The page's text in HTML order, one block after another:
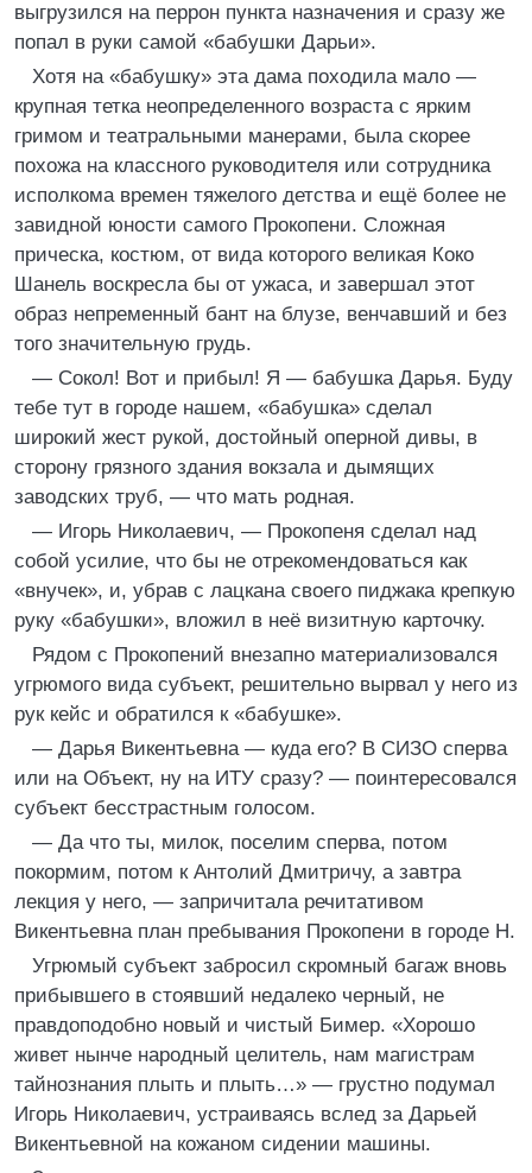
выгрузился на перрон пункта назначения и сразу же
попал в руки самой «бабушки Дарьи».
Хотя на «бабушку» эта дама походила мало —
крупная тетка неопределенного возраста с ярким
гримом и театральными манерами, была скорее
похожа на классного руководителя или сотрудника
исполкома времен тяжелого детства и ещё более не
завидной юности самого Прокопени. Сложная
прическа, костюм, от вида которого великая Коко
Шанель воскресла бы от ужаса, и завершал этот
образ непременный бант на блузе, венчавший и без
того значительную грудь.
— Сокол! Вот и прибыл! Я — бабушка Дарья. Буду
тебе тут в городе нашем, «бабушка» сделал
широкий жест рукой, достойный оперной дивы, в
сторону грязного здания вокзала и дымящих
заводских труб, — что мать родная.
— Игорь Николаевич, — Прокопеня сделал над
собой усилие, что бы не отрекомендоваться как
«внучек», и, убрав с лацкана своего пиджака крепкую
руку «бабушки», вложил в неё визитную карточку.
Рядом с Прокопений внезапно материализовался
угрюмого вида субъект, решительно вырвал у него из
рук кейс и обратился к «бабушке».
— Дарья Викентьевна — куда его? В СИЗО сперва
или на Объект, ну на ИТУ сразу? — поинтересовался
субъект бесстрастным голосом.
— Да что ты, милок, поселим сперва, потом
покормим, потом к Антолий Дмитричу, а завтра
лекция у него, — запричитала речитативом
Викентьевна план пребывания Прокопени в городе Н.
Угрюмый субъект забросил скромный багаж вновь
прибывшего в стоявший недалеко черный, не
правдоподобно новый и чистый Бимер. «Хорошо
живет нынче народный целитель, нам магистрам
тайнознания плыть и плыть…» — грустно подумал
Игорь Николаевич, устраиваясь вслед за Дарьей
Викентьевной на кожаном сидении машины.